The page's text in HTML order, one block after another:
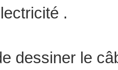
.
dessiner le